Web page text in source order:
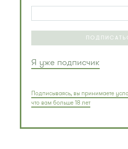
Я уже подписчик
Подписываясь, вы принимаете
что вам больше 18 лет